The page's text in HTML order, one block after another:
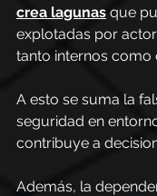
crea lagunas que
explotadas por
tanto internos como
A esto se suma la
seguridad en
contribuye a
Además, la